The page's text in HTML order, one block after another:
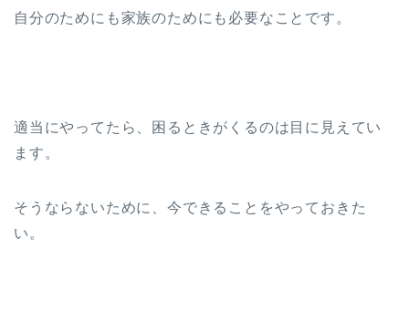
自分のためにも家族のためにも必要なことです。
適当にやってたら、困るときがくるのは目に見えてい
ます。
そうならないために、今できることをやっておきた
い。